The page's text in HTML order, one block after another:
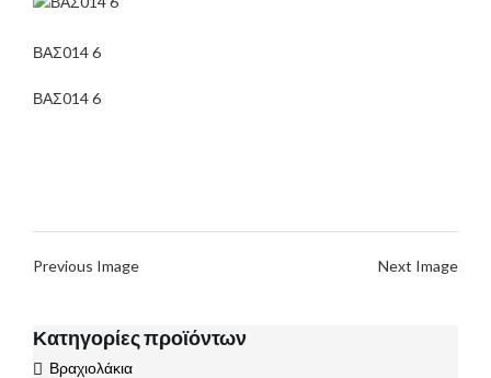
ΒΑΣ014 6
ΒΑΣ014 6
Previous Image Next Image
Κατηγορίες προϊόντων
Βραχιολάκια